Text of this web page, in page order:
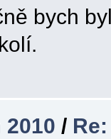
bych
2010 /